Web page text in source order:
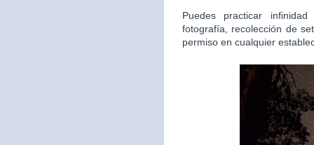
Puedes practicar
fotografía, recolección de
permiso en cualquier